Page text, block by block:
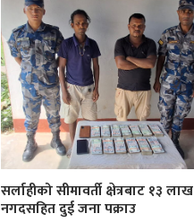
सर्लाहीको सीमावर्ती क्षेत्रबाट १३ लाख
नगदसहित दुई जना पक्राउ